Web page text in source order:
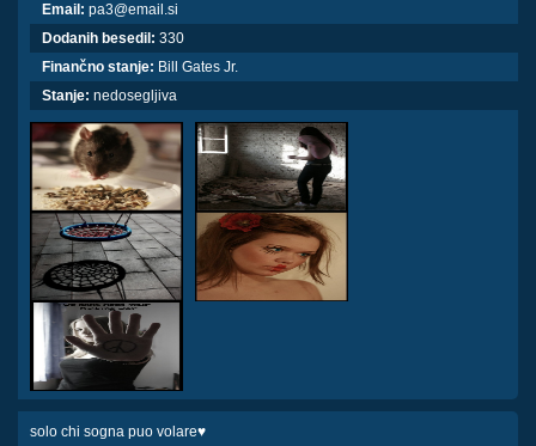
Email: pa3@email.si
Dodanih besedil: 330
Finančno stanje: Bill Gates Jr.
Stanje: nedosegljiva
solo chi sogna puo volare♥